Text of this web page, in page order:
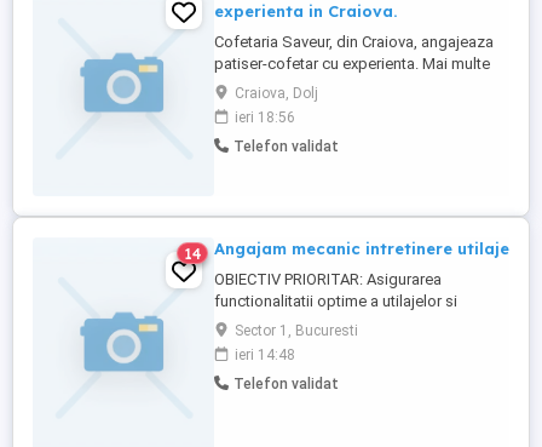
experienta in Craiova.
Cofetaria Saveur, din Craiova, angajeaza
patiser-cofetar cu experienta. Mai multe
detalii la telefon.
Craiova, Dolj
ieri 18:56
Telefon validat
14 Angajam mecanic intretinere utilaje
OBIECTIV PRIORITAR: Asigurarea
functionalitatii optime a utilajelor si
echipamentelor din activitatea de
productie. Program de lucru: - Luni - Vineri,
8 ore in 2 schimburi (06-14 si 14-22).
Sector 1, Bucuresti
ieri 14:48
Telefon validat